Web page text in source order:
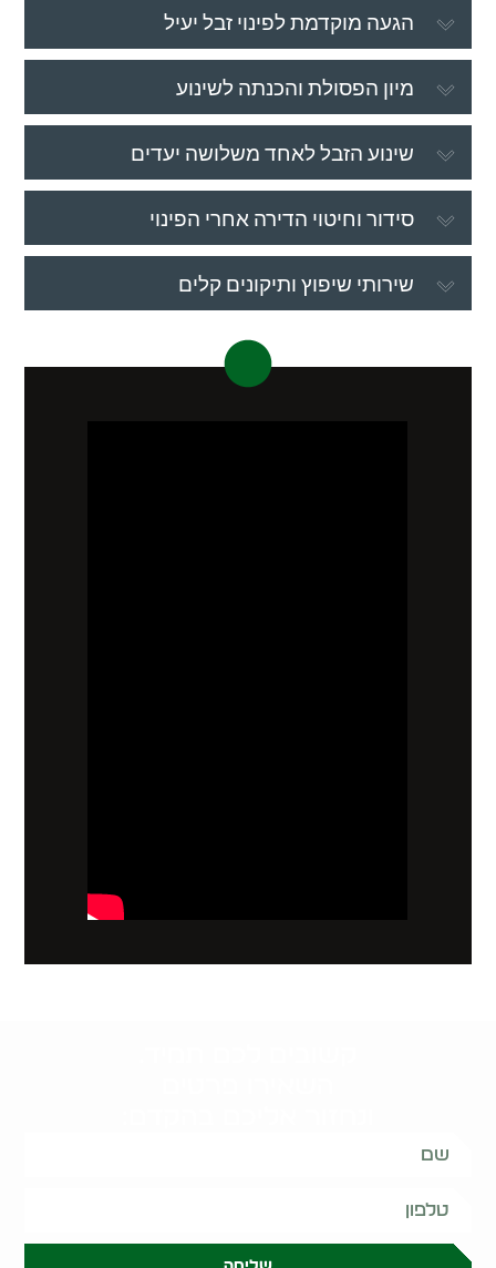
הגעה מוקדמת לפינוי זבל יעיל
מיון הפסולת והכנתה לשינוע
שינוע הזבל לאחד משלושה יעדים
סידור וחיטוי הדירה אחרי הפינוי
שירותי שיפוץ ותיקונים קלים